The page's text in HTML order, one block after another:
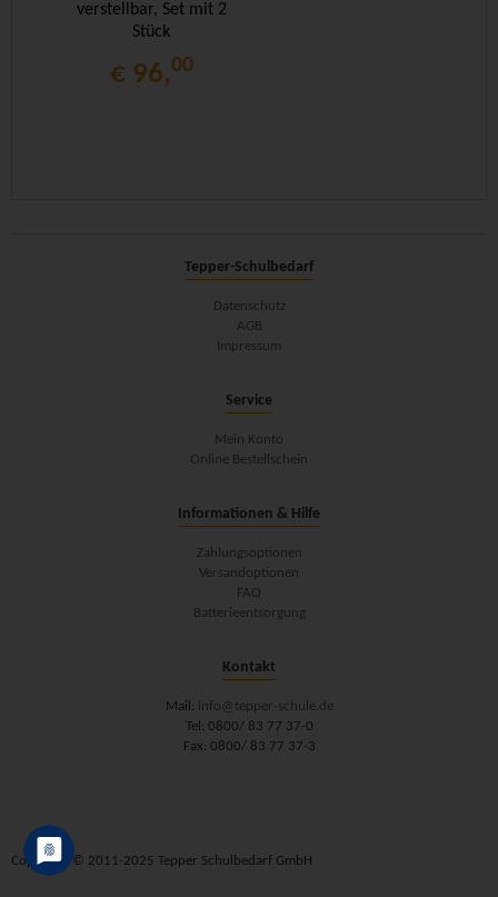
verstellbar, Set mit 2
Stück
€ 96,00
Tepper-Schulbedarf
Datenschutz
AGB
Impressum
Service
Mein Konto
Online Bestellschein
Informationen & Hilfe
Zahlungsoptionen
Versandoptionen
FAQ
Batterieentsorgung
Kontakt
Mail: info@tepper-schule.de
Tel: 0800/ 83 77 37-0
Fax: 0800/ 83 77 37-3
Copyright © 2011-2025 Tepper Schulbedarf GmbH